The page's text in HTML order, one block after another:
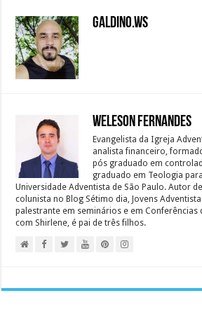
Galdino.ws
Weleson Fernandes
Evangelista da Igreja
analista financeiro,
pós graduado em
graduado em Teologia
Universidade Adventista de São Paulo. Autor
colunista no Blog Sétimo dia, Jovens
palestrante em seminários e em Conferências
com Shirlene, é pai de três filhos.